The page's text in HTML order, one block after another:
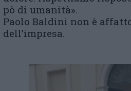
pò di umanità».
Paolo Baldini non è
dell’impresa.